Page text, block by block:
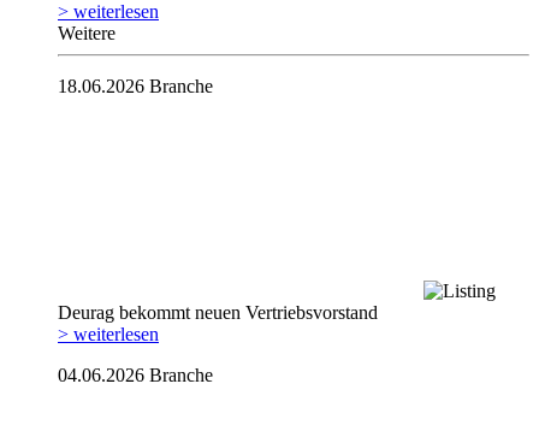
> weiterlesen
Weitere
18.06.2026 Branche
Deurag bekommt neuen Vertriebsvorstand
> weiterlesen
04.06.2026 Branche